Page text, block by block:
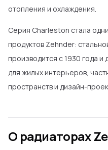
отопления и охлаждения.
Серия Charleston стала
продуктов Zehnder:
производится с 1930 года и
для жилых интерьеров,
пространств и дизайн-
О радиаторах